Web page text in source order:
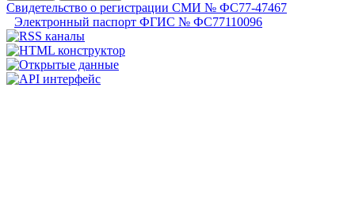
Свидетельство о регистрации СМИ № ФС77-47467
Электронный паспорт ФГИС № ФС77110096